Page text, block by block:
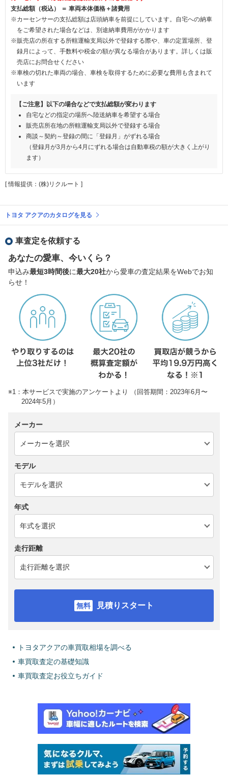
支払総額（税込） ＝ 車両本体価格＋諸費用
※カーセンサーの支払総額は店頭納車を前提にしています。自宅への納車
をご希望された場合などは、別途納車費用がかかります
※販売店の所在する所轄運輸支局以外で登録する際や、車の定置場所、登
録月によって、手数料や税金の額が異なる場合があります。詳しくは販
売店にお問合せください
※車検の切れた車両の場合、車検を取得するために必要な費用も含まれて
います
【ご注意】以下の場合などで支払総額が変わります
自宅などの指定の場所へ陸送納車を希望する場合
販売店所在地の所轄運輸支局以外で登録する場合
商談～契約～登録の間に「登録月」がずれる場合
（登録月が3月から4月にずれる場合は自動車税の額が大きく上がり
ます）
[ 情報提供：(株)リクルート ]
トヨタ アクアのカタログを見る
車査定を依頼する
あなたの愛車、今いくら？
申込み最短3時間後に最大20社から愛車の査定結果をWebでお知
らせ！
※1：本サービスで実施のアンケートより （回答期間：2023年6月〜
2024年5月）
メーカー
モデル
年式
走行距離
見積りスタート
トヨタアクアの車買取相場を調べる
車買取査定の基礎知識
車買取査定お役立ちガイド